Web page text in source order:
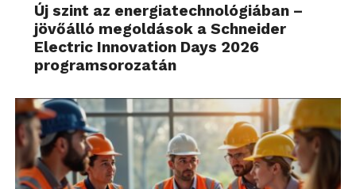
Új szint az energiatechnológiában –
jövőálló megoldások a Schneider
Electric Innovation Days 2026
programsorozatán